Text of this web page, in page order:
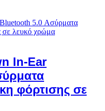
In-Ear
φόρτισης σε